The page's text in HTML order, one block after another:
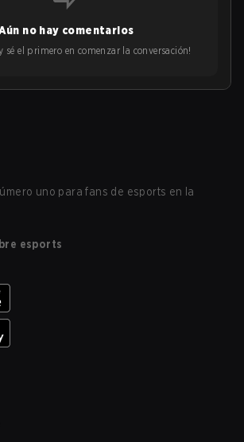
no hay comentarios
sé el primero en comenzar la conversación!
uno para fans de esports en la
esports